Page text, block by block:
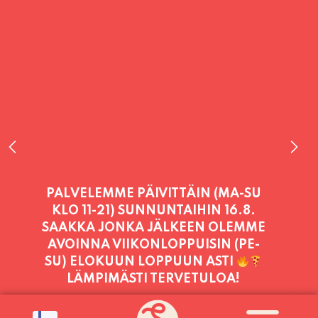
PALVELEMME TÄNÄÄN:
SUNNUNTAI 11:00 - 21:00
PALVELEMME PÄIVITTÄIN (MA-SU
KLO 11-21) SUNNUNTAIHIN 16.8.
SAAKKA JONKA JÄLKEEN OLEMME
AVOINNA VIIKONLOPPUISIN (PE-
SU) ELOKUUN LOPPUUN ASTI